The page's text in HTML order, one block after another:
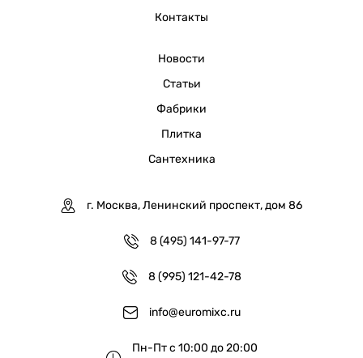
Контакты
Новости
Статьи
Фабрики
Плитка
Сантехника
г. Москва, Ленинский проспект, дом 86
8 (495) 141-97-77
8 (995) 121-42-78
info@euromixc.ru
Пн-Пт с 10:00 до 20:00